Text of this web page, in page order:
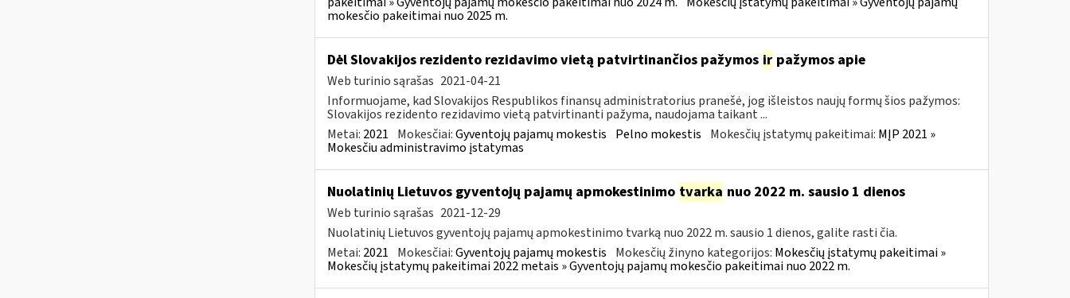
mokesčio pakeitimai nuo 2025 m.
Dėl Slovakijos rezidento rezidavimo vietą patvirtinančios pažymos irpažymos apie
Web turinio sąrašas 2021-04-21
Informuojame, kad Slovakijos Respublikos finansų administratorius pranešė, jog išleistos naujų formų šios pažymos:
Slovakijos rezidento rezidavimo vietą patvirtinanti pažyma, naudojama taikant ...
Metai: 2021 Mokesčiai:Gyventojų pajamų mokestis Pelno mokestis Mokesčių įstatymų pakeitimai: MĮP 2021 »
Mokesčiu administravimo įstatymas
Nuolatinių Lietuvos gyventojų pajamų apmokestinimo tvarka nuo 2022 m. sausio 1 dienos
Web turinio sąrašas 2021-12-29
Nuolatinių Lietuvos gyventojų pajamų apmokestinimo tvarką nuo 2022 m. sausio 1 dienos, galite rasti čia.
Metai: 2021 Mokesčiai:Gyventojų pajamų mokestis Mokesčių žinyno kategorijos: Mokesčių įstatymų pakeitimai »
Mokesčių įstatymų pakeitimai 2022 metais » Gyventojų pajamų mokesčio pakeitimai nuo 2022 m.